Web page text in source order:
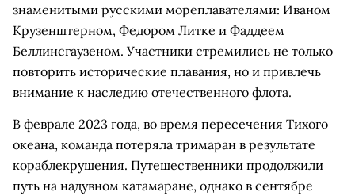
знаменитыми русскими мореплавателями: Иваном
Крузенштерном, Федором Литке и Фаддеем
Беллинсгаузеном. Участники стремились не только
повторить исторические плавания, но и привлечь
внимание к наследию отечественного флота.
В феврале 2023 года, во время пересечения Тихого
океана, команда потеряла тримаран в результате
кораблекрушения. Путешественники продолжили
путь на надувном катамаране, однако в сентябре